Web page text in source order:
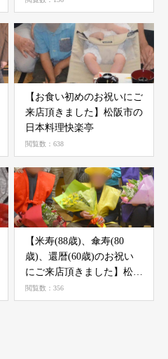
【お食い初めのお祝いにご
来店頂きました】ㅤㅤㅤ松阪市の
日本料理快楽亭
閲覧数：638
【米寿(88歳)、傘寿(80
歳)、還暦(60歳)のお祝い
にご来店頂きました】松阪
市の日本料理快楽亭
閲覧数：356